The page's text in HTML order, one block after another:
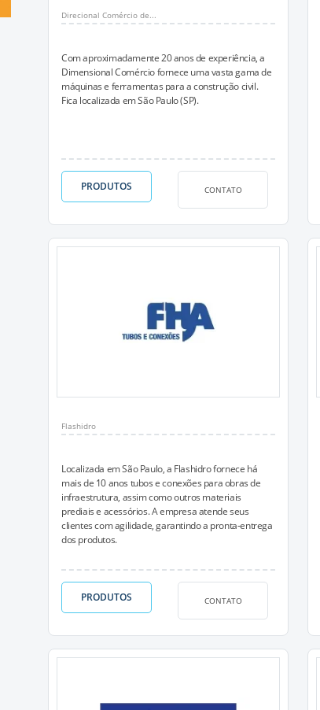
Direcional Comércio de...
Com aproximadamente 20 anos de experiência, a
Dimensional Comércio fornece uma vasta gama de
máquinas e ferramentas para a construção civil.
Fica localizada em São Paulo (SP).
PRODUTOS CONTATO
Flashidro
Localizada em São Paulo, a Flashidro fornece há
mais de 10 anos tubos e conexões para obras de
infraestrutura, assim como outros materiais
prediais e acessórios. A empresa atende seus
clientes com agilidade, garantindo a pronta-entrega
dos produtos.
PRODUTOS CONTATO